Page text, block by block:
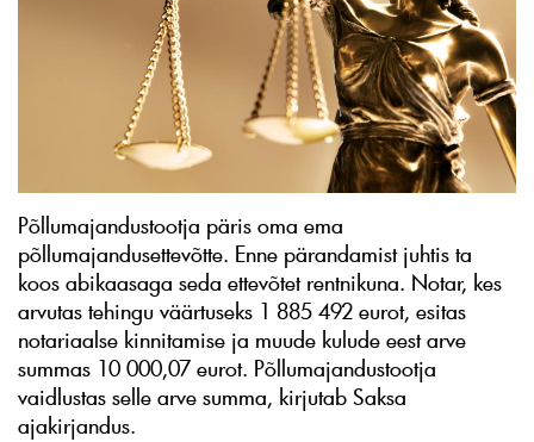
Põllumajandustootja päris oma ema
põllumajandusettevõtte. Enne pärandamist juhtis ta
koos abikaasaga seda ettevõtet rentnikuna. Notar, kes
arvutas tehingu väärtuseks 1 885 492 eurot, esitas
notariaalse kinnitamise ja muude kulude eest arve
summas 10 000,07 eurot. Põllumajandustootja
vaidlustas selle arve summa, kirjutab Saksa
ajakirjandus.